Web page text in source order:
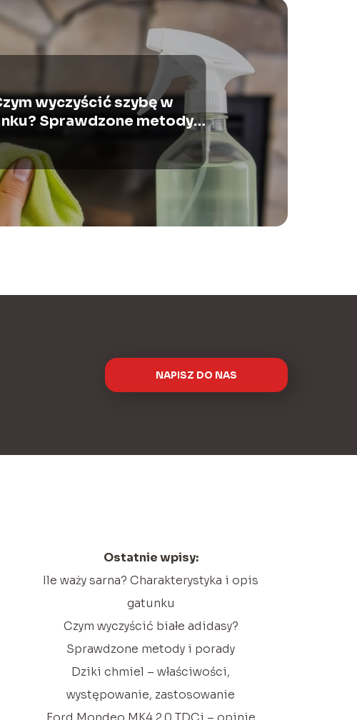
wyczyścić szybę w
Sprawdzone metody i
NAPISZ DO NAS
Ostatnie wpisy:
Ile waży sarna? Charakterystyka i opis
gatunku
Czym wyczyścić białe adidasy?
Sprawdzone metody i porady
Dziki chmiel – właściwości,
występowanie, zastosowanie